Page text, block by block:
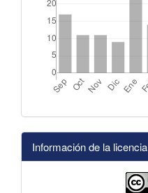
Información de la licencia